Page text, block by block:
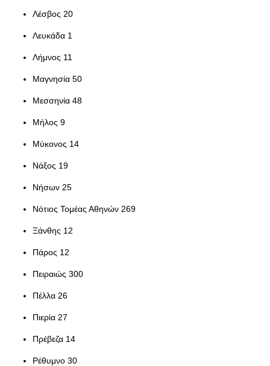
Λέσβος 20
Λευκάδα 1
Λήμνος 11
Μαγνησία 50
Μεσσηνία 48
Μήλος 9
Μύκονος 14
Νάξος 19
Νήσων 25
Νότιος Τομέας Αθηνών 269
Ξάνθης 12
Πάρος 12
Πειραιώς 300
Πέλλα 26
Πιερία 27
Πρέβεζα 14
Ρέθυμνο 30